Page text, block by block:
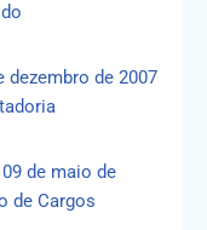
dezembro de 2007
de maio de
de Cargos